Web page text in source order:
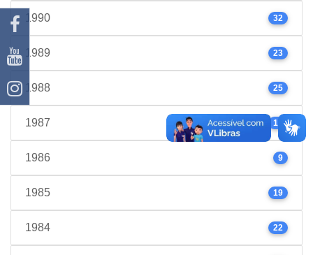
1990 32
1989 23
1988 25
1987 17
1986 9
1985 19
1984 22